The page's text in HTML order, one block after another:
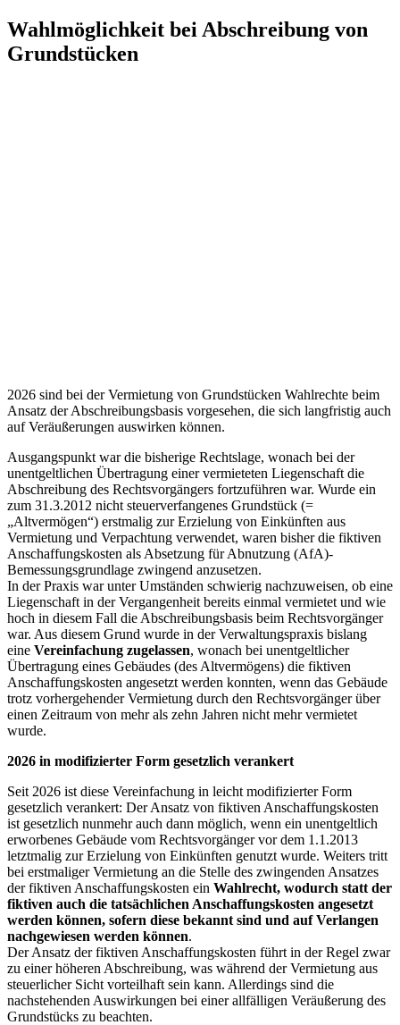
Zum
Inhalt
springen
Wahlmöglichkeit bei Abschreibung von
Grundstücken
2026 sind bei der Vermietung von Grundstücken Wahlrechte beim
Ansatz der Abschreibungsbasis vorgesehen, die sich langfristig auch
auf Veräußerungen auswirken können.
Ausgangspunkt war die bisherige Rechtslage, wonach bei der
unentgeltlichen Übertragung einer vermieteten Liegenschaft die
Abschreibung des Rechtsvorgängers fortzuführen war. Wurde ein
zum 31.3.2012 nicht steuerverfangenes Grundstück (=
„Altvermögen“) erstmalig zur Erzielung von Einkünften aus
Vermietung und Verpachtung verwendet, waren bisher die fiktiven
Anschaffungskosten als Absetzung für Abnutzung (AfA)-
Bemessungsgrundlage zwingend anzusetzen.
In der Praxis war unter Umständen schwierig nachzuweisen, ob eine
Liegenschaft in der Vergangenheit bereits einmal vermietet und wie
hoch in diesem Fall die Abschreibungsbasis beim Rechtsvorgänger
war. Aus diesem Grund wurde in der Verwaltungspraxis bislang
eine Vereinfachung zugelassen, wonach bei unentgeltlicher
Übertragung eines Gebäudes (des Altvermögens) die fiktiven
Anschaffungskosten angesetzt werden konnten, wenn das Gebäude
trotz vorhergehender Vermietung durch den Rechtsvorgänger über
einen Zeitraum von mehr als zehn Jahren nicht mehr vermietet
wurde.
2026 in modifizierter Form gesetzlich verankert
Seit 2026 ist diese Vereinfachung in leicht modifizierter Form
gesetzlich verankert: Der Ansatz von fiktiven Anschaffungskosten
ist gesetzlich nunmehr auch dann möglich, wenn ein unentgeltlich
erworbenes Gebäude vom Rechtsvorgänger vor dem 1.1.2013
letztmalig zur Erzielung von Einkünften genutzt wurde. Weiters tritt
bei erstmaliger Vermietung an die Stelle des zwingenden Ansatzes
der fiktiven Anschaffungskosten ein Wahlrecht, wodurch statt der
fiktiven auch die tatsächlichen Anschaffungskosten angesetzt
werden können, sofern diese bekannt sind und auf Verlangen
nachgewiesen werden können.
Der Ansatz der fiktiven Anschaffungskosten führt in der Regel zwar
zu einer höheren Abschreibung, was während der Vermietung aus
steuerlicher Sicht vorteilhaft sein kann. Allerdings sind die
nachstehenden Auswirkungen bei einer allfälligen Veräußerung des
Grundstücks zu beachten.